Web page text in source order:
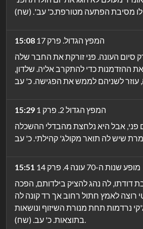
15:08
המפץ הגדול. פרק 17
סיום העונה. פני זורקת את החבר שלה
ההזדמנות כדי להתקרב אליה. שלדון,
15:29
המפץ הגדול 2. פרק 1
פני, אבל היא נלחצת מהבדלי ההשכלה
15:51
מופע שנות ה-70 עונה 4. פרק 14
דודתו, לה נהג להציק בילדותם, הפכה
רוצה לאמץ חתול רחוב אך רד קונה לה
נרדמות תחת מנורת השיזוף ונושאות
בתוצאות. כ' עב. (שח).